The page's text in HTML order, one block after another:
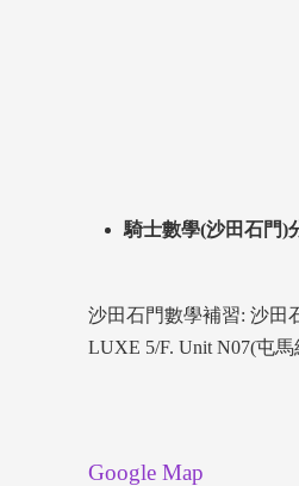
騎士數學(沙田石門)
沙田石門數學補習: 沙田
LUXE 5/F. Unit N07(屯
Google Map